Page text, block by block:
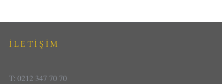
İLETİŞİM
T: 0212 347 70 70